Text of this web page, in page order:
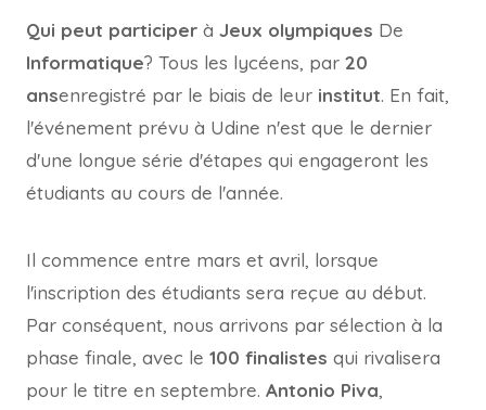
Qui peut participer à Jeux olympiques De
Informatique? Tous les lycéens, par 20
ansenregistré par le biais de leur institut. En fait,
l'événement prévu à Udine n'est que le dernier
d'une longue série d'étapes qui engageront les
étudiants au cours de l'année.
Il commence entre mars et avril, lorsque
l'inscription des étudiants sera reçue au début.
Par conséquent, nous arrivons par sélection à la
phase finale, avec le 100 finalistes qui rivalisera
pour le titre en septembre. Antonio Piva,